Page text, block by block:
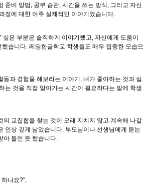
준비 방법, 공부 습관, 시간을 쓰는 방식, 그리고 자신
정에 대한 아주 실제적인 이야기였습니다.
싶은 부분은 솔직하게 이야기했고, 자신에게 도움이
습니다. 레딩한글학교 학생들도 매우 집중한 모습으
동과 경험을 해보라는 이야기, 내가 좋아하는 것과 싫
는 것을 직접 알아가는 시간이 필요하다는 말에 학생
의 교집합을 찾는 것이 오래 지치지 않고 계속해 나갈
인상 깊게 남았습니다. 부모님이나 선생님에게 듣는
아 들인 듯 했습니다.
나요?”,